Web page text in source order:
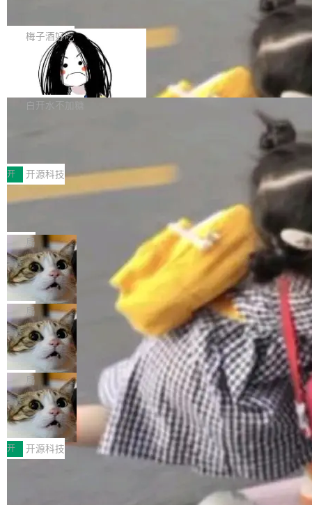
提交的编辑请求也长期处于待处理状态。 Groki
pedia 于去年底上线，定位为由人工智能生成内
容的百科平台，被马斯克视为传统众包百科网站
维基百科的替代方案。Lawfare 调查发现，无论
热门页面还是低关注度页面，均未出现近期更
是这样的：配 MessageSource 的 Bean、写 R
eloadableResourceBundleMessageSource、
声明 LocaleResolver、注册 LocaleChangeInt
erceptor…五六步之后才能看到第一行翻译文
本。 Solon 换了个方式。整个 i18n 模块围绕三
梅子酒好吃
Apache Doris 4.1 全面增强 Iceberg：
支持 UPDATE、MERGE INTO 与 Iceb
erg V3
Apache Doris 4.1 要补齐的，正是缺失的那一
半。在已有查询能力的基础上，Doris 进一步支
常维护操作，并完整支持 Iceberg V3 格式。
白开水不加糖
村国家自主创新示范区会议中心开幕。本届大会
由中关村智联软件服务业质量创新联盟主办，以
“智构可信·质创未来——AI原生时代的质量新范
式”为主题，直面AI从实验室走向规模化产业落地
的核心质量命题。会上，《2026智能研发生产力
工具选型手册》发布，Testin云测的Testin XAge
nt智能测试系统入选AI测试领域代表产品。对CI
O而言，这提示了一个转变：AI测试正在从效率
工具升级为企业的质量基础设施。 CIO面对的新
现实 过去两年，CIO们的焦虑清单上多了两项：
一是如何让大模型和智能体应用安全地从PoC走
向生产，二是如何让测试团队跟得上AI应用...
开 开源科技
让非法状态不可表示：一篇关于 ADT
有一种东西，一旦用过就回不去了。Alex Fedos
eev 管它叫"软件设计的基石"。 他说的东西不新
鲜——代数数据类型（ADT），尤其是和类型
（sum type）。但他说清楚了一件事：这不是类
型系统的学术体操，是日常编码的思维方式。 文
章从一个简单的例子切入。一个网站的深色主题
设置，如果用布尔值 + 可空字段来表示——bool
ean 表示是否可切换，nullable 的默认模式、浅
色方案、深色方案——会产生大量无意义的组
合。方案缺了、配置冲突了、全 null 了。要知道
哪些组合有效，作者说，你得靠"文档、校验、或
者部落知识"。 换个写法。Rust 的 enum，两个
变体：Switchable...
局
Cloudflare 开源内部企业 AI 平台 Clou
dflare OS
Cloudflare 发布了一个开源项目 Cloudflare O
S。如果你只看官方博客，你会觉得这是又一
个"AI 知识库 + 聊天机器人"——每个大厂都在
做，没什么新鲜的。 但 Kenton Varda 在 Twitte
r 上把事情说清楚了： 今天我们发布了 Cloudfla
re OS，一个带连接器的聊天机器人，跟其他所
有科技公司做的一样。只不过，实际上它不一
样。这是 Sandstorm.io 的重制版，我十年前的
那个创业公司。不同的是，这次它构建在 Cloudf
lare Workers 上——我花了九年时间搭建的平台
——并且深度集成了 AI。这基本上是我十年秘密
局
Deno 团队开源 Celld，可自托管的分
布式 Durable Objects
Ryan Dahl 领导的 Deno 团队推出了最新开源项
目 Celld，一个能在自己机器上运行 Cloudflare
Workers 和 Durable Objects 的守护进程。 设
计思路很直接：每个对象是一个独立的 SQLite
数据库，按名称寻址，复制到你自己的 S3 兼容
存储库里。节点之间只通过这个存储库协调——
没有控制平面，没有共识协议。每个对象自带一
个小型数据库，应用天然按分片构建，单个数据
库的竞争和爆炸半径问题在设计层面就被消除
局
鲁大师7月新机性能/流畅/AI榜：vivo夺
性能、流畅双第一，三星Galaxy Z系列
新折叠缺席
2026年7月的手机市场，由于存储等硬件成本暴
增，手机厂商的日子也不好过啊，新机速度明显
放缓，因此硝烟味淡了许多。新机参数规格除开
高价的三星折叠（三星Galaxy Z Fold8 Ultra / Z
Fold8 / Z Flip8）外，其余要么是中低端机器，
开 开源科技
Zed 编辑器团队发布了新项目——DeltaDB，一